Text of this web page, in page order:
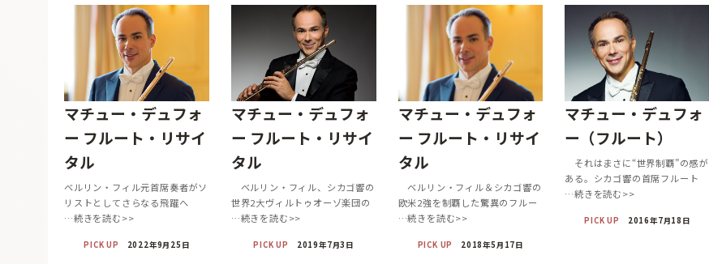
マチュー・デュフォ
ー フルート・リサイ
タル
ベルリン・フィル元首席奏者がソ
リストとしてさらなる飛躍へ
…続きを読む>>
PICK UP 2022年9月25日
マチュー・デュフォ
ー フルート・リサイ
タル
ベルリン・フィル、シカゴ響の
世界2大ヴィルトゥオーゾ楽団の
…続きを読む>>
PICK UP 2019年7月3日
マチュー・デュフォ
ー フルート・リサイ
タル
ベルリン・フィル＆シカゴ響の
欧米2強を制覇した驚異のフルー
…続きを読む>>
PICK UP 2018年5月17日
マチュー・デュフォ
ー（フルート）
それはまさに“世界制覇”の感が
ある。シカゴ響の首席フルート
…続きを読む>>
PICK UP 2016年7月18日